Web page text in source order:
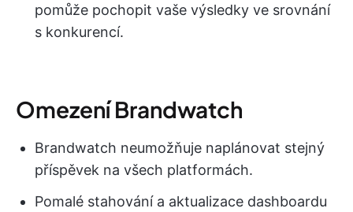
pomůže pochopit vaše výsledky ve srovnání
s konkurencí.
Omezení Brandwatch
Brandwatch neumožňuje naplánovat stejný
příspěvek na všech platformách.
Pomalé stahování a aktualizace dashboardu